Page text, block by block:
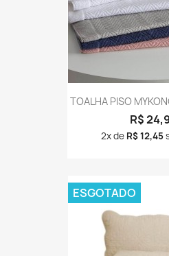
TOALHA PISO
R$
2x de R$ 12,45
ESGOTADO